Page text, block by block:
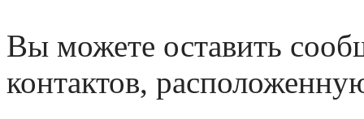
Вы можете оставить
контактов,